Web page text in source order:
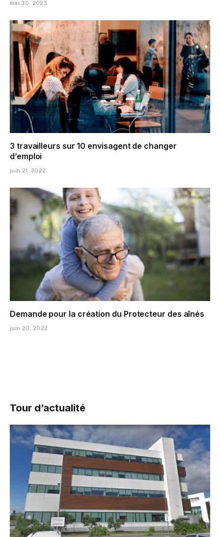
mai 30, 2023
3 travailleurs sur 10 envisagent de changer
d’emploi
juin 21, 2022
Demande pour la création du Protecteur des aînés
juin 20, 2022
Tour d’actualité